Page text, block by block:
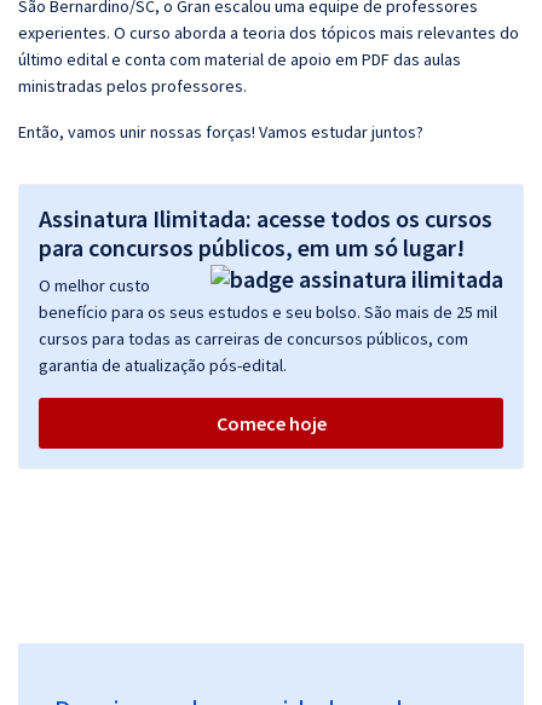
São Bernardino/SC, o Gran escalou uma equipe de professores
experientes. O curso aborda a teoria dos tópicos mais relevantes do
último edital e conta com material de apoio em PDF das aulas
ministradas pelos professores.
Então, vamos unir nossas forças! Vamos estudar juntos?
Assinatura Ilimitada: acesse todos os cursos
para concursos públicos, em um só lugar!
O melhor custo
benefício para os seus estudos e seu bolso. São mais de 25 mil
cursos para todas as carreiras de concursos públicos, com
garantia de atualização pós-edital.
Comece hoje